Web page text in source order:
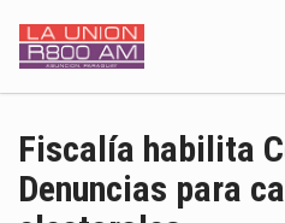
Fiscalía habilita
Denuncias para